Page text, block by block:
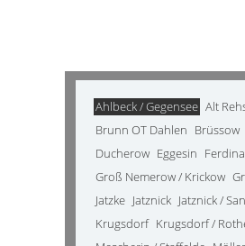
Ahlbeck / Gegensee Alt
Brunn OT Dahlen Brüssow
Ducherow Eggesin
Groß Nemerow / Krickow
Jatzke Jatznick Jatznick /
Krugsdorf Krugsdorf /